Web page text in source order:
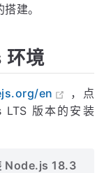
建。
环境
en
，点
LTS 版本的安装
Node.js 18.3